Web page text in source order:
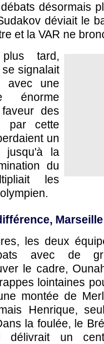
désormais
déviait le
et la VAR ne
tard,
signalait
avec une
énorme
des
par cette
un
la
du
les
les deux
avec de
le cadre,
lointaines
montée de
Henrique,
la foulée, le
délivrait un